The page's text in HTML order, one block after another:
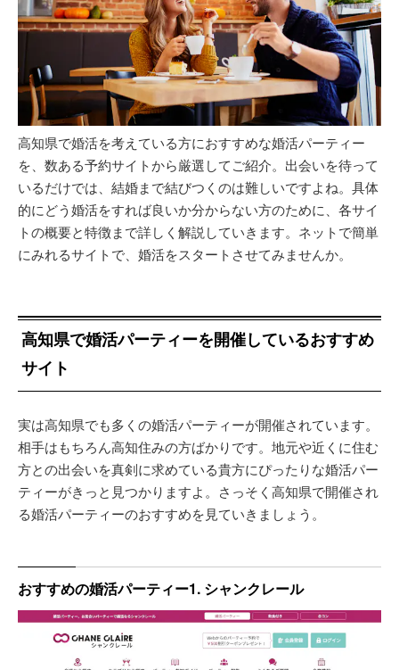
高知県で婚活を考えている方におすすめな婚活パーティー
を、数ある予約サイトから厳選してご紹介。出会いを待って
いるだけでは、結婚まで結びつくのは難しいですよね。具体
的にどう婚活をすれば良いか分からない方のために、各サイ
トの概要と特徴まで詳しく解説していきます。ネットで簡単
にみれるサイトで、婚活をスタートさせてみませんか。
高知県で婚活パーティーを開催しているおすすめ
サイト
実は高知県でも多くの婚活パーティーが開催されています。
相手はもちろん高知住みの方ばかりです。地元や近くに住む
方との出会いを真剣に求めている貴方にぴったりな婚活パー
ティーがきっと見つかりますよ。さっそく高知県で開催され
る婚活パーティーのおすすめを見ていきましょう。
おすすめの婚活パーティー1. シャンクレール